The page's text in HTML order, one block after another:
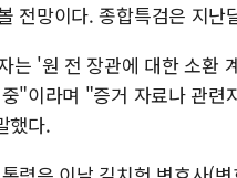
전망이다. 종합특검은 지
는 '원 전 장관에 대한 소환
"이라며 "증거 자료나 관련
했다.